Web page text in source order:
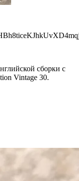
сборки с
Vintage 30.